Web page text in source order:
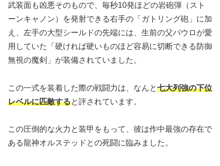
武装面も凶悪そのもので、毎秒10発ほどの岩砲弾（スト
ーンキャノン）を発射できる右手の「ガトリング砲」に加
え、左手の大型シールドの先端には、生前の父パウロが愛
用していた「硬ければ硬いものほど容易に切断できる防御
無視の魔剣」が装備されていました。
この一式を装着した際の戦闘力は、なんと七大列強の下位
レベルに匹敵すると評されています。
この圧倒的な火力と装甲をもって、彼は作中最強の存在で
ある龍神オルステッドとの死闘に臨みました。